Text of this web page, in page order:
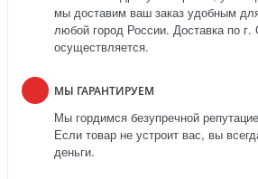
мы доставим ваш заказ удобным
любой город России. Доставка по г.
осуществляется.
МЫ ГАРАНТИРУЕМ
Мы гордимся безупречной
Если товар не устроит вас, вы
деньги.